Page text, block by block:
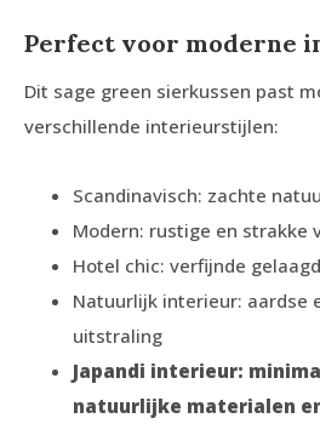
Perfect voor moderne
Dit sage green sierkussen past
verschillende interieurstijlen:
Scandinavisch: zachte
Modern: rustige en strakke
Hotel chic: verfijnde
Natuurlijk interieur: aardse
uitstraling
Japandi interieur:
natuurlijke materialen